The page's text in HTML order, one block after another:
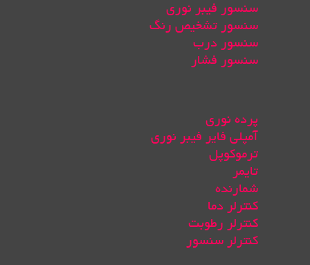
سنسور فیبر نوری
سنسور تشخیص رنگ
سنسور درب
سنسور فشار
پرده نوری
آمپلی فایر فیبر نوری
ترموکوپل
تایمر
شمارنده
کنترلر دما
کنترلر رطوبت
کنترلر سنسور